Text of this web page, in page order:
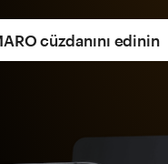
cüzdanını edinin